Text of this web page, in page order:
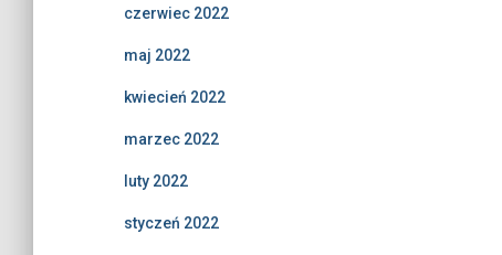
czerwiec 2022
maj 2022
kwiecień 2022
marzec 2022
luty 2022
styczeń 2022